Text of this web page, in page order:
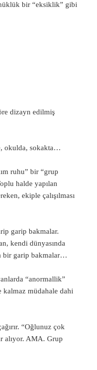
bir “eksiklik” gibi
dizayn edilmiş
okulda, sokakta…
ruhu” bir “grup
halde yapılan
ekiple çalışılması
garip bakmalar.
kendi dünyasında
bir garip bakmalar…
“anormallik”
müdahale dahi
“Oğlunuz çok
alıyor. AMA. Grup